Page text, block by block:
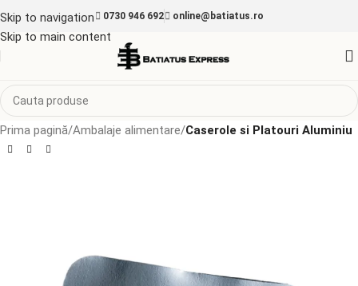
Skip to navigation
Skip to main content
0730 946 692 online@batiatus.ro
Prima pagină Ambalaje alimentare Caserole si Platouri Aluminiu